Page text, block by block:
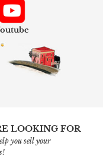
LOOKING FOR
you sell your